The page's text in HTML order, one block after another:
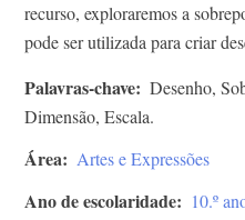
recurso, exploraremos a
pode ser utilizada para criar
Palavras-chave
Desenho,
Dimensão, Escala.
Área Artes e Expressões
Ano de escolaridade 10.º